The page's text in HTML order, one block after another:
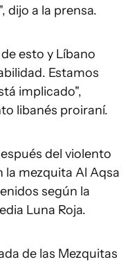
dijo a la prensa.
esto y Líbano
Estamos
implicado",
libanés proiraní.
del violento
la mezquita Al Aqsa
según la
Luna Roja.
de las Mezquitas